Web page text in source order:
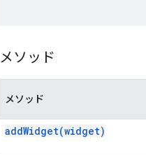
メソッド
メソッド
addWidget(widget)